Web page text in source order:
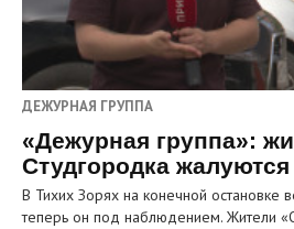
ДЕЖУРНАЯ ГРУППА
«Дежурная группа»:
Студгородка
В Тихих Зорях на конечной остановке
теперь он под наблюдением. Жители